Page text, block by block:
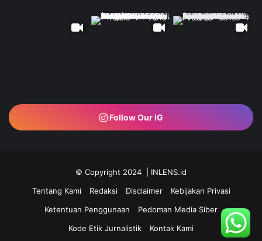
Follow Our IG
© Copyright 2024 | INLENS.id
Tentang Kami
Redaksi Disclaimer
Kebijakan Privasi
Ketentuan Penggunaan
Pedoman Media Siber
Kode Etik Jurnalistik
Kontak Kami